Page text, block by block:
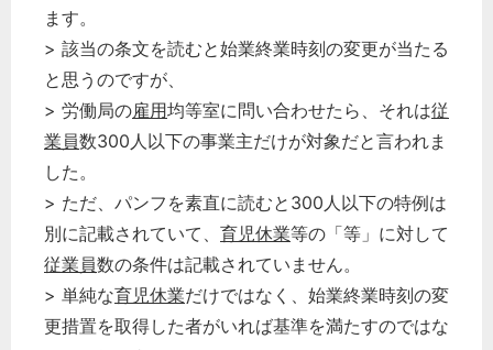
ます。
> 該当の条文を読むと始業終業時刻の変更が当たる
と思うのですが、
> 労働局の雇用均等室に問い合わせたら、それは従
業員数300人以下の事業主だけが対象だと言われま
した。
> ただ、パンフを素直に読むと300人以下の特例は
別に記載されていて、 育児休業等の「等」に対して
従業員数の条件は記載されていません。
> 単純な育児休業だけではなく、始業終業時刻の変
更措置を取得した者がいれば基準を満たすのではな